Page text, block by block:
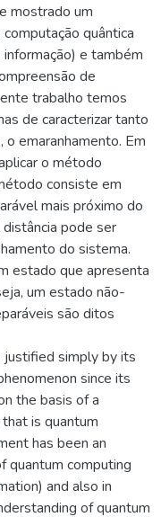
mostrado um
quântica
e também
de
trabalho temos
de caracterizar tanto
emaranhamento. Em
o método
consiste em
mais próximo do
pode ser
do sistema.
estado que apresenta
um estado não-
são ditos
simply by its
since its
the basis of a
is quantum
has been an
quantum computing
and also in
of quantum